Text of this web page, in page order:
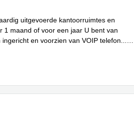
uitgevoerde kantoorruimtes en
1 maand of voor een jaar U bent van
en voorzien van VOIP telefon